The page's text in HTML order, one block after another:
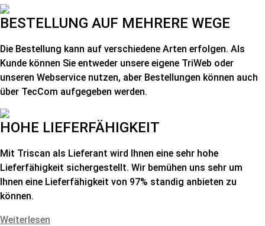
BESTELLUNG AUF MEHRERE WEGE
Die Bestellung kann auf verschiedene Arten erfolgen. Als
Kunde können Sie entweder unsere eigene TriWeb oder
unseren Webservice nutzen, aber Bestellungen können auch
über TecCom aufgegeben werden.
HOHE LIEFERFÄHIGKEIT
Mit Triscan als Lieferant wird Ihnen eine sehr hohe
Lieferfähigkeit sichergestellt. Wir bemühen uns sehr um
Ihnen eine Lieferfähigkeit von 97% standig anbieten zu
können.
Weiterlesen